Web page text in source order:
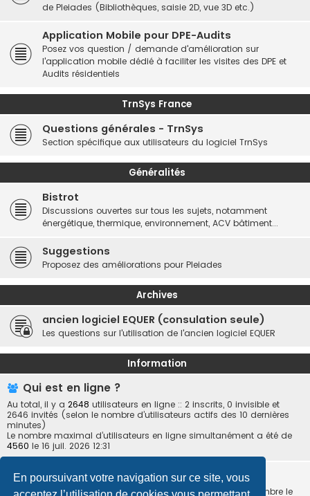
En poursuivant votre navigation sur ce site, vous
de Pleiades (Bibliothèques, saisie 2D, vue 3D etc.)
Application Mobile pour DPE-Audits
Posez vos question / demande d'amélioration sur
l'application mobile dédié à faciliter les visites des DPE et
Audits résidentiels
TrnSys France
Questions générales - TrnSys
Section spécifique aux utilisateurs du logiciel TrnSys
Généralités
Bistrot
Discussions ouvertes sur tous les sujets, notamment
énergétique, thermique, environnement, ACV bâtiment...
Suggestions
Proposez des améliorations pour Pleiades
Archives
ancien logiciel EQUER (consulation seule)
Les questions sur l'utilisation de l'ancien logiciel EQUER
Information
Qui est en ligne ?
Au total, il y a 2648 utilisateurs en ligne :: 2 inscrits, 0 invisible et
2646 invités (selon le nombre d’utilisateurs actifs des 10 dernières
minutes)
Le nombre maximal d’utilisateurs en ligne simultanément a été de
4560 le 16 juil. 2026 12:31
Statistiques
27879messages •5978sujets •3659 membres • Notre membre le